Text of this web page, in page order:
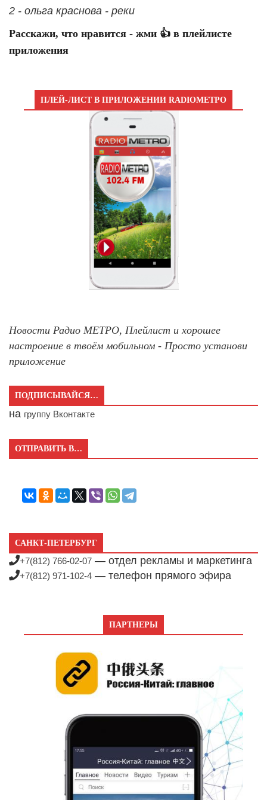
2 - ольга краснова - реки
Расскажи, что нравится - жми 👍 в плейлисте
приложения
ПЛЕЙ-ЛИСТ В ПРИЛОЖЕНИИ RADIOМЕТРО
Новости Радио МЕТРО, Плейлист и хорошее
настроение в твоём мобильном - Просто установи
приложение
ПОДПИСЫВАЙСЯ…
на группу Вконтакте
ОТПРАВИТЬ В…
САНКТ-ПЕТЕРБУРГ
+7(812) 766-02-07 — отдел рекламы и маркетинга
+7(812) 971-102-4 — телефон прямого эфира
ПАРТНЕРЫ